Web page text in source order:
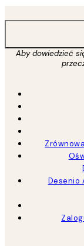
Aby dowiedzieć
Desenio